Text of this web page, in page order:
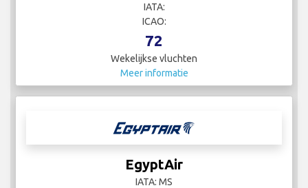
IATA:
ICAO:
72
Wekelijkse vluchten
Meer informatie
EgyptAir
IATA: MS